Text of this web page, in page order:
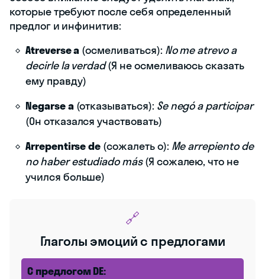
которые требуют после себя определенный
предлог и инфинитив:
Atreverse a (осмеливаться): No me atrevo a
decirle la verdad(Я не осмеливаюсь сказать
ему правду)
Negarse a(отказываться): Se negó a participar
(Он отказался участвовать)
Arrepentirse de (сожалеть о): Me arrepiento de
no haber estudiado más(Я сожалею, что не
учился больше)
🔗
Глаголы эмоций с предлогами
С предлогом DE: